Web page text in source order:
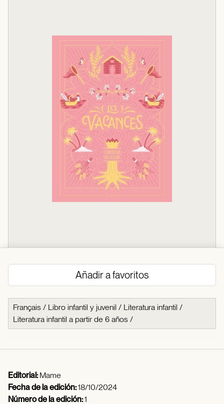
Añadir a favoritos
Français / Libro infantil y juvenil / Literatura infantil /
Literatura infantil a partir de 6 años /
Editorial:Mame
Fecha de la edición:18/10/2024
Número de la edición:1